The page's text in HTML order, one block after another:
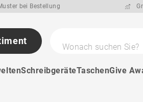
bei Bestellung
Wonach suchen Sie?
SchreibgeräteTaschenGive